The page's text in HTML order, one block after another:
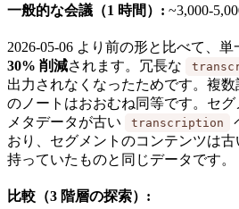
一般的な会議（1 時間）: ~3,000-
2026-05-06 より前の形と比べて、
30% 削減されます。冗長な
出力されなくなったためです。複数
のノートはおおむね同等です。セ
メタデータが古い transcription
おり、セグメントのコンテンツは古
持っていたものと同じデータです。
比較（3 階層の探索）: